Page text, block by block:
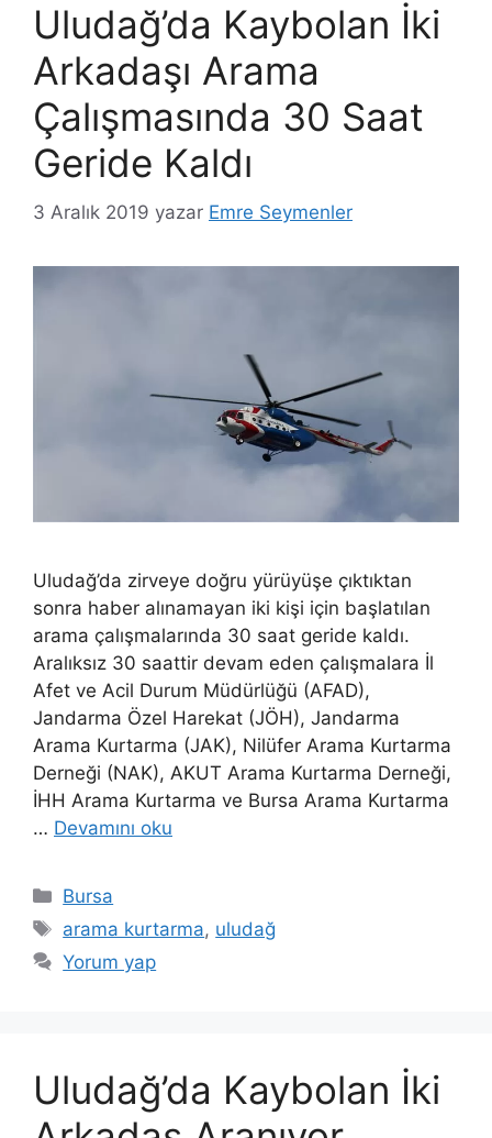
Uludağ’da Kaybolan İki
Arkadaşı Arama
Çalışmasında 30 Saat
Geride Kaldı
3 Aralık 2019 yazar Emre Seymenler
Uludağ’da zirveye doğru yürüyüşe çıktıktan
sonra haber alınamayan iki kişi için başlatılan
arama çalışmalarında 30 saat geride kaldı.
Aralıksız 30 saattir devam eden çalışmalara İl
Afet ve Acil Durum Müdürlüğü (AFAD),
Jandarma Özel Harekat (JÖH), Jandarma
Arama Kurtarma (JAK), Nilüfer Arama Kurtarma
Derneği (NAK), AKUT Arama Kurtarma Derneği,
İHH Arama Kurtarma ve Bursa Arama Kurtarma
… Devamını oku
Kategoriler
Bursa
Etiketler
arama kurtarma, uludağ
Yorum yap
Uludağ’da Kaybolan İki